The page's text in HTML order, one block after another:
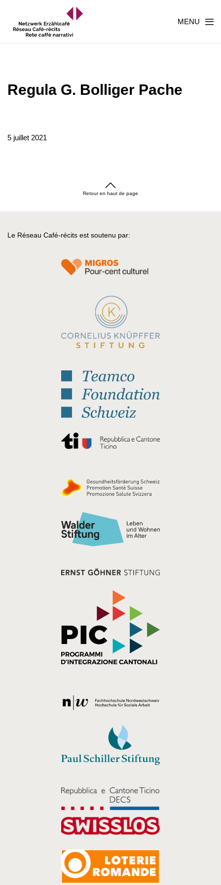
MENU
Regula G. Bolliger Pache
5 juillet 2021
Retour en haut de page
Le Réseau Café-récits est soutenu par: